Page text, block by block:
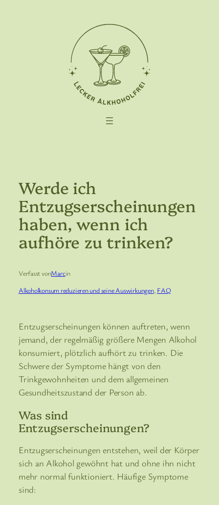
Werde ich
Entzugserscheinungen
haben, wenn ich
aufhöre zu trinken?
Verfasst vonMarcin
Alkoholkonsum reduzieren und seine Auswirkungen, FAQ
Entzugserscheinungen können auftreten, wenn
jemand, der regelmäßig größere Mengen Alkohol
konsumiert, plötzlich aufhört zu trinken. Die
Schwere der Symptome hängt von den
Trinkgewohnheiten und dem allgemeinen
Gesundheitszustand der Person ab.
Was sind
Entzugserscheinungen?
Entzugserscheinungen entstehen, weil der Körper
sich an Alkohol gewöhnt hat und ohne ihn nicht
mehr normal funktioniert. Häufige Symptome
sind: